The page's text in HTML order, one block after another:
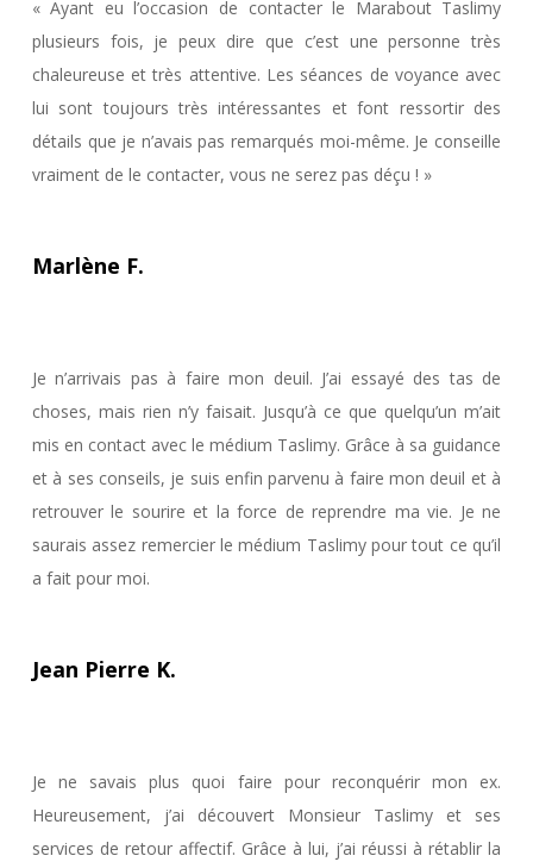
« Ayant eu l’occasion de contacter le Marabout Taslimy
plusieurs fois, je peux dire que c’est une personne très
chaleureuse et très attentive. Les séances de voyance avec
lui sont toujours très intéressantes et font ressortir des
détails que je n’avais pas remarqués moi-même. Je conseille
vraiment de le contacter, vous ne serez pas déçu ! »
Marlène F.
Je n’arrivais pas à faire mon deuil. J’ai essayé des tas de
choses, mais rien n’y faisait. Jusqu’à ce que quelqu’un m’ait
mis en contact avec le médium Taslimy. Grâce à sa guidance
et à ses conseils, je suis enfin parvenu à faire mon deuil et à
retrouver le sourire et la force de reprendre ma vie. Je ne
saurais assez remercier le médium Taslimy pour tout ce qu’il
a fait pour moi.
Jean Pierre K.
Je ne savais plus quoi faire pour reconquérir mon ex.
Heureusement, j’ai découvert Monsieur Taslimy et ses
services de retour affectif. Grâce à lui, j’ai réussi à rétablir la